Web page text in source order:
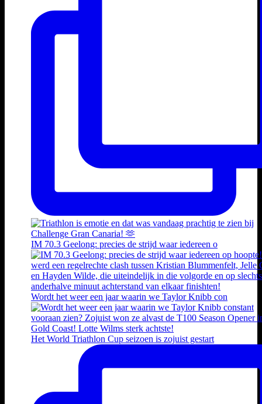
IM 70.3 Geelong: precies de strijd waar iedereen o
Wordt het weer een jaar waarin we Taylor Knibb con
Het World Triathlon Cup seizoen is zojuist gestart